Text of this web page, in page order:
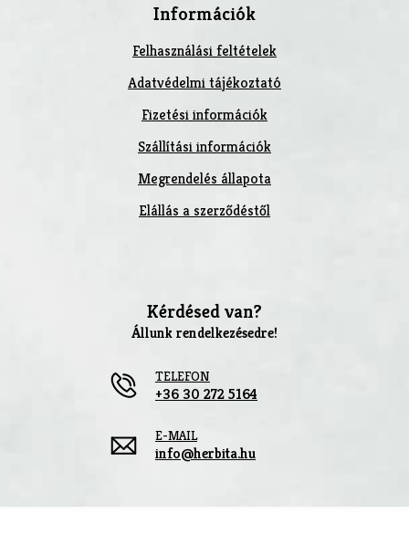
Információk
Felhasználási feltételek
Adatvédelmi tájékoztató
Fizetési információk
Szállítási információk
Megrendelés állapota
Elállás a szerződéstől
Kérdésed van?
Állunk rendelkezésedre!
TELEFON
+36 30 272 5164
E-MAIL
info@herbita.hu